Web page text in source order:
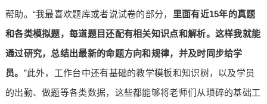
帮助。“我最喜欢题库或者说试卷的部分， 里面有近15年的真题
和各类模拟题，每道题目还配有相关知识点和解析。这样我就能
通过研究，总结出最新的命题方向和规律，并及时同步给学
员。 ”此外，工作台中还有基础的教学模板和知识树，以及学员
的出勤、做题等各类数据，这些都能够将老师们从琐碎的基础工